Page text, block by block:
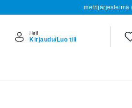
metrijärjestelmä
Hei!
Kirjaudu/Luo tili